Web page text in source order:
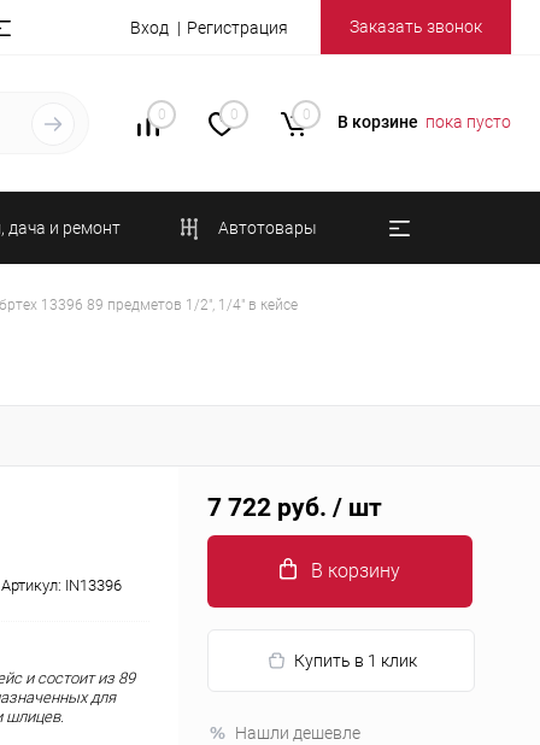
Вход Регистрация Заказать звонок
0 0 0 В корзине пока пусто
дача и ремонт Автотовары
13396 89 предметов 1/2", 1/4" в кейсе
Артикул: IN13396
и состоит из 89
для
шлицев.
7 722 руб. / шт
В корзину
Купить в 1 клик
Нашли дешевле